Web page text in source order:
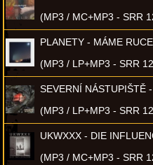
(MP3 / MC+MP3 - SRR
PLANETY - MÁME
(MP3 / LP+MP3 - SRR
SEVERNÍ NÁSTUPIŠTĚ
(MP3 / LP+MP3 - SRR
UKWXXX - DIE
(MP3 / MC+MP3 - SRR